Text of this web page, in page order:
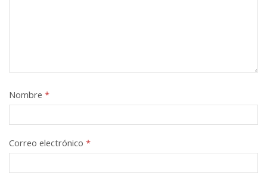
Nombre *
Correo electrónico *